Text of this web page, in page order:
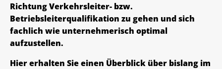
Richtung Verkehrsleiter- bzw.
Betriebsleiterqualifikation zu gehen und sich
fachlich wie unternehmerisch optimal
aufzustellen.
Hier erhalten Sie einen Überblick über bislang im